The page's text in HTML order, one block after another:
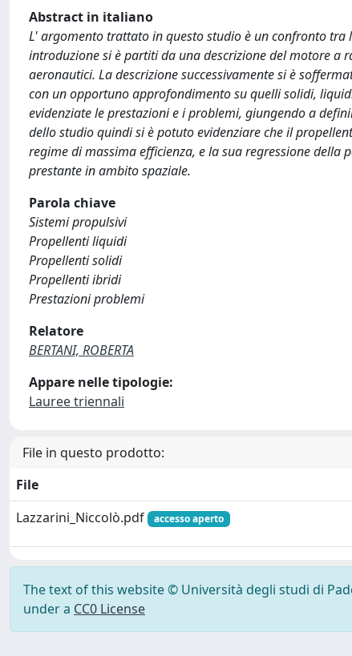
Abstract in italiano
L' argomento trattato in questo studio è un confronto
introduzione si è partiti da una descrizione del motore a
aeronautici. La descrizione successivamente si è
con un opportuno approfondimento su quelli solidi,
evidenziate le prestazioni e i problemi, giungendo a
dello studio quindi si è potuto evidenziare che il
regime di massima efficienza, e la sua regressione
prestante in ambito spaziale.
Parola chiave
Sistemi propulsivi
Propellenti liquidi
Propellenti solidi
Propellenti ibridi
Prestazioni problemi
Relatore
BERTANI, ROBERTA
Appare nelle tipologie:
Lauree triennali
File in questo prodotto:
File
Lazzarini_Niccolò.pdf
accesso aperto
The text of this website © Università degli studi di
under a CC0 License